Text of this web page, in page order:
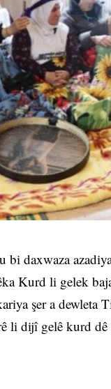
bi daxwaza
Kurd li gelek
şer a
li dijî gelê kurd